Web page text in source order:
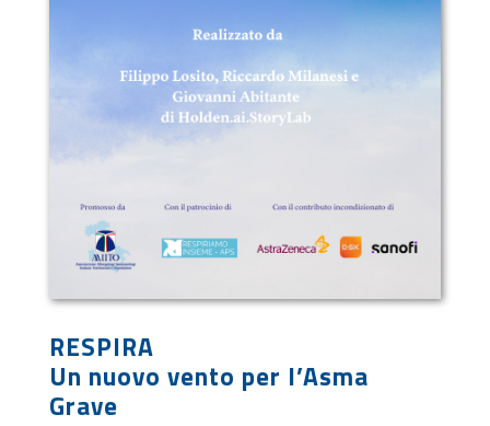
RESPIRA
Un nuovo vento per l’Asma
Grave